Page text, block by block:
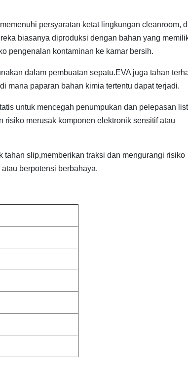
persyaratan ketat lingkungan cleanroom,
biasanya diproduksi dengan bahan yang
pengenalan kontaminan ke kamar bersih.
dalam pembuatan sepatu.EVA juga tahan
mana paparan bahan kimia tertentu dapat terjadi.
untuk mencegah penumpukan dan pelepasan
merusak komponen elektronik sensitif atau
slip,memberikan traksi dan mengurangi risiko
berpotensi berbahaya.